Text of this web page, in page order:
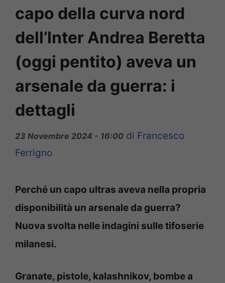
capo della curva nord
dell’Inter Andrea Beretta
(oggi pentito) aveva un
arsenale da guerra: i
dettagli
23 Novembre 2024 - 16:00 di Francesco
Ferrigno
Perché un capo ultras aveva nella propria
disponibilità un arsenale da guerra?
Nuova svolta nelle indagini sulle tifoserie
milanesi.
Granate, pistole, kalashnikov, bombe a